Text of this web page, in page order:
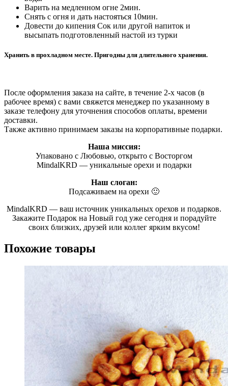
Варить на медленном огне 2мин.
Снять с огня и дать настояться 10мин.
Довести до кипения Сок или другой напиток и
высыпать подготовленный настой из турки
Хранить в прохладном месте. Пригодны для длительного хранения.
После оформления заказа на сайте, в течение 2-х часов (в
рабочее время) с вами свяжется менеджер по указанному в
заказе телефону для уточнения способов оплаты, времени
доставки.
Также активно принимаем заказы на корпоративные подарки.
Наша миссия:
Упаковано с Любовью, открыто с Восторгом
MindalKRD — уникальные орехи и подарки
Наш слоган:
Подсаживаем на орехи 🙂
MindalKRD — ваш источник уникальных орехов и подарков.
Закажите Подарок на Новый год уже сегодня и порадуйте
своих близких, друзей или коллег ярким вкусом!
Похожие товары